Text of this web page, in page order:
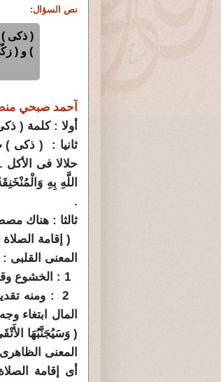
نص السؤال:
( ذكى )
) و (
آحمد صبحي
أولا : كلمة (
ثانيا : ( ذكى )
حلالا فى
.
ثالثا : هناك
( إقامة الصلاة
المعنى القلبى :
2 : ومنه
المال ابتغاء
( وَسَيُجَنَّبُهَا الأَتْقَى ( 17 ) الَّذِي يُؤْتِي مَالَهُ يَتَزَكَّى (
المعنى
أى إقامة